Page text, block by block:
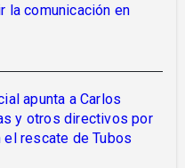
la comunicación en
apunta a Carlos
y otros directivos por
rescate de Tubos